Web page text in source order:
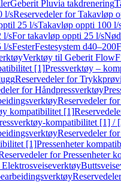
Geberit Pluvia takdrenering
l/sReservedeler for Takavløp
25 l/sTakavløp oppti 100 l/
l/sFor takavløp oppti 25 l/s
l/sFesterFestesystem d40–200
Verktøy til Geberit
[1]Pressverktøy –
Reservedeler for
for Håndpressverktøy
Reservedeler
kompatibilitet [1]
kompatibilitet [1] /
Reservedeler
[1]Pressenheter
for Pressenheter